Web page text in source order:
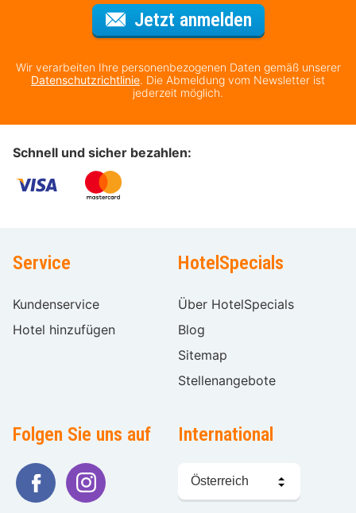
Jetzt anmeldenFür den
Wir verarbeiten Ihre personenbezogenen Daten gemäß unserer
Datenschutzrichtlinie. Die Abmeldung vom Newsletter ist
jederzeit möglich.
Schnell und sicher bezahlen:
Service
Kundenservice
Hotel hinzufügen
HotelSpecials
Über HotelSpecials
Blog
Sitemap
Stellenangebote
Folgen Sie uns auf International
Sprache
wählen